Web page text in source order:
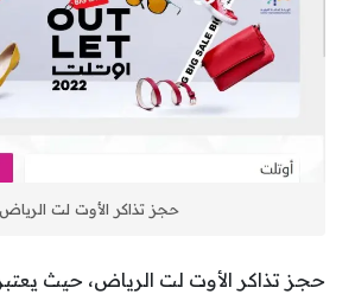
حجز تذاكر الأوت لت الرياض
حجز تذاكر الأوت لت الرياض، حيث